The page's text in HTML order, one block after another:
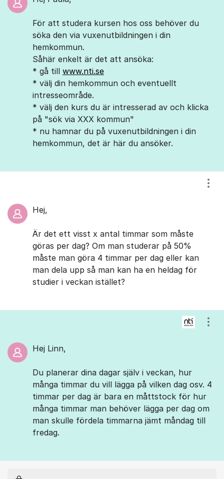
För att studera kursen hos oss behöver du
söka den via vuxenutbildningen i din
hemkommun.
Såhär enkelt är det att ansöka:
* gå till www.nti.se
* välj din hemkommun och eventuellt
intresseområde.
* välj den kurs du är intresserad av och klicka
på "sök via XXX kommun"
* nu hamnar du på vuxenutbildningen i din
hemkommun, det är här du ansöker.
Hej,
Är det ett visst x antal timmar som måste
göras per dag? Om man studerar på 50%
måste man göra 4 timmar per dag eller kan
man dela upp så man kan ha en heldag för
studier i veckan istället?
Hej Linn,
Du planerar dina dagar själv i veckan, hur
många timmar du vill lägga på vilken dag osv. 4
timmar per dag är bara en måttstock för hur
många timmar man behöver lägga per dag om
man skulle fördela timmarna jämt måndag till
fredag.